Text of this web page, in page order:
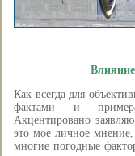
Как всегда для
фактами и
Акцентировано
это мое личное
многие погодные